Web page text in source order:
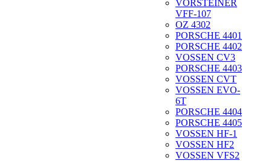
VORSTEINER
VFF-107
OZ 4302
PORSCHE 4401
PORSCHE 4402
VOSSEN CV3
PORSCHE 4403
VOSSEN CVT
VOSSEN EVO-
6T
PORSCHE 4404
PORSCHE 4405
VOSSEN HF-1
VOSSEN HF2
VOSSEN VFS2